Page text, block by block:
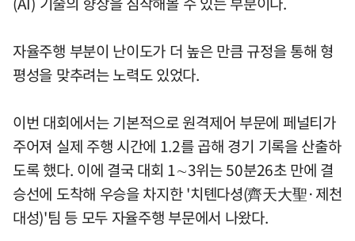
자율주행 부분이 난이도가 더 높은 만큼 규정을 통해 형
평성을 맞추려는 노력도 있었다.
이번 대회에서는 기본적으로 원격제어 부문에 페널티가
주어져 실제 주행 시간에 1.2를 곱해 경기 기록을 산출하
도록 했다. 이에 결국 대회 1∼3위는 50분26초 만에 결
승선에 도착해 우승을 차지한 '치톈다셩(齊天大聖·제천
대성)'팀 등 모두 자율주행 부문에서 나왔다.